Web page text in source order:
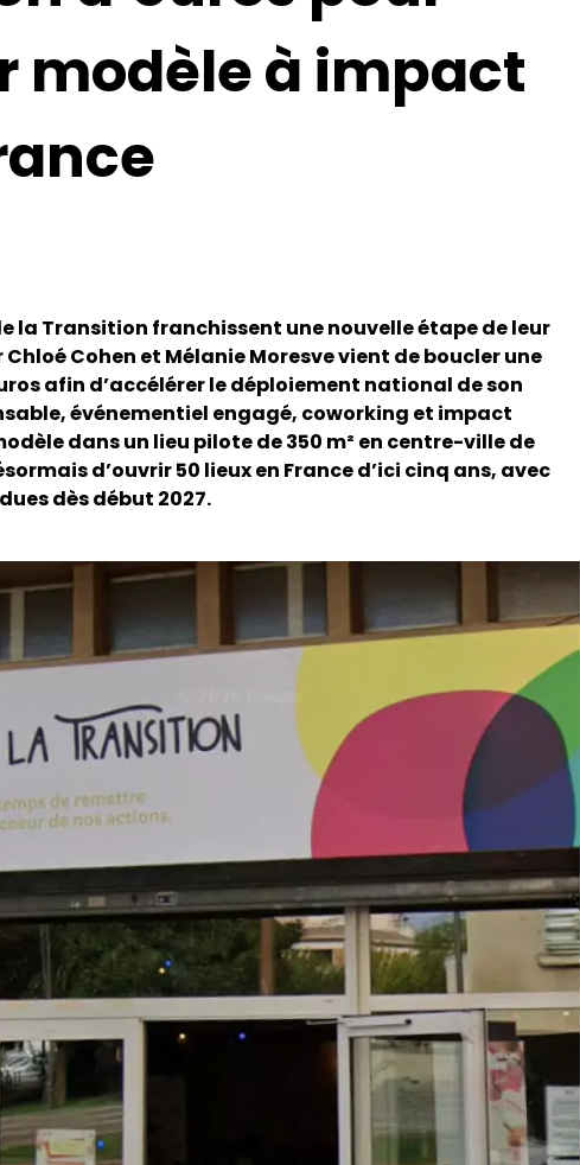
modèle à impact
la Transition franchissent une nouvelle étape de leur
Cohen et Mélanie Moresve vient de boucler une
afin d’accélérer le déploiement national de son
événementiel engagé, coworking et impact
dans un lieu pilote de 350 m² en centre-ville de
d’ouvrir 50 lieux en France d’ici cinq ans, avec
dès début 2027.